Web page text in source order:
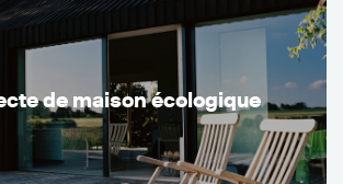
de maison écologique